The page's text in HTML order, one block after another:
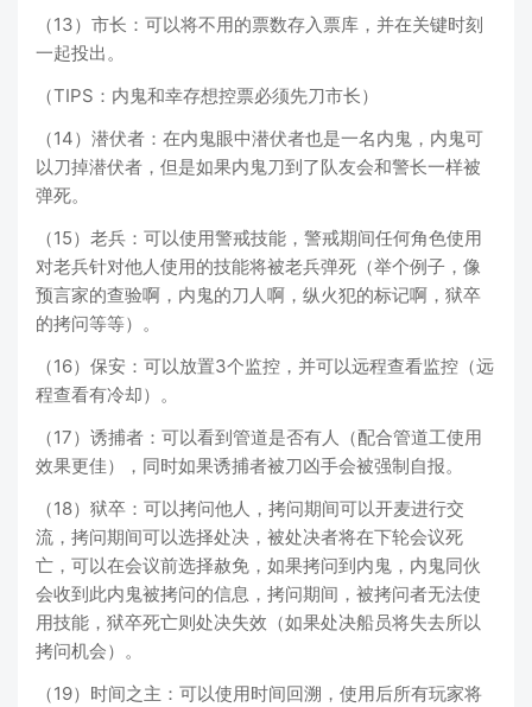
（13）市长：可以将不用的票数存入票库，并在关键时刻
一起投出。
（TIPS：内鬼和幸存想控票必须先刀市长）
（14）潜伏者：在内鬼眼中潜伏者也是一名内鬼，内鬼可
以刀掉潜伏者，但是如果内鬼刀到了队友会和警长一样被
弹死。
（15）老兵：可以使用警戒技能，警戒期间任何角色使用
对老兵针对他人使用的技能将被老兵弹死（举个例子，像
预言家的查验啊，内鬼的刀人啊，纵火犯的标记啊，狱卒
的拷问等等）。
（16）保安：可以放置3个监控，并可以远程查看监控（远
程查看有冷却）。
（17）诱捕者：可以看到管道是否有人（配合管道工使用
效果更佳），同时如果诱捕者被刀凶手会被强制自报。
（18）狱卒：可以拷问他人，拷问期间可以开麦进行交
流，拷问期间可以选择处决，被处决者将在下轮会议死
亡，可以在会议前选择赦免，如果拷问到内鬼，内鬼同伙
会收到此内鬼被拷问的信息，拷问期间，被拷问者无法使
用技能，狱卒死亡则处决失效（如果处决船员将失去所以
拷问机会）。
（19）时间之主：可以使用时间回溯，使用后所有玩家将